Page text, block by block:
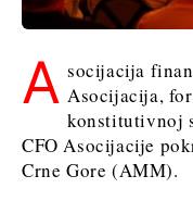
A socijacija
Asocijacija,
konstitutivnoj
CFO Asocijacije
Crne Gore (AMM).